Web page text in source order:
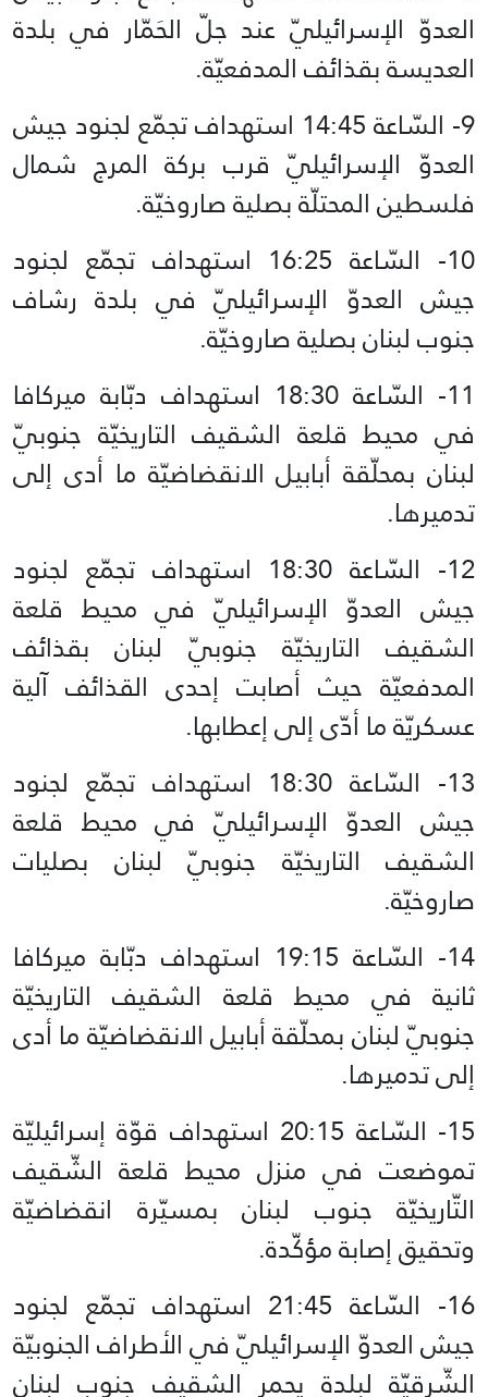
العدوّ الإسرائيليّ عند جلّ الحَمّار في بلدة
العديسة بقذائف المدفعيّة.
9- السّاعة 14:45 استهداف تجمّع لجنود جيش
العدوّ الإسرائيليّ قرب بركة المرج شمال
فلسطين المحتلّة بصلية صاروخيّة.
10- السّاعة 16:25 استهداف تجمّع لجنود
جيش العدوّ الإسرائيليّ في بلدة رشاف
جنوب لبنان بصلية صاروخيّة.
11- السّاعة 18:30 استهداف دبّابة ميركافا
في محيط قلعة الشقيف التاريخيّة جنوبيّ
لبنان بمحلّقة أبابيل الانقضاضيّة ما أدى إلى
تدميرها.
12- السّاعة 18:30 استهداف تجمّع لجنود
جيش العدوّ الإسرائيليّ في محيط قلعة
الشقيف التاريخيّة جنوبيّ لبنان بقذائف
المدفعيّة حيث أصابت إحدى القذائف آلية
عسكريّة ما أدّى إلى إعطابها.
13- السّاعة 18:30 استهداف تجمّع لجنود
جيش العدوّ الإسرائيليّ في محيط قلعة
الشقيف التاريخيّة جنوبيّ لبنان بصليات
صاروخيّة.
14- السّاعة 19:15 استهداف دبّابة ميركافا
ثانية في محيط قلعة الشقيف التاريخيّة
جنوبيّ لبنان بمحلّقة أبابيل الانقضاضيّة ما أدى
إلى تدميرها.
15- السّاعة 20:15 استهداف قوّة إسرائيليّة
تموضعت في منزل محيط قلعة الشّقيف
التّاريخيّة جنوب لبنان بمسيّرة انقضاضيّة
وتحقيق إصابة مؤكّدة.
16- السّاعة 21:45 استهداف تجمّع لجنود
جيش العدوّ الإسرائيليّ في الأطراف الجنوبيّة
الشّرقيّة لبلدة يحمر الشقيف جنوب لبنان